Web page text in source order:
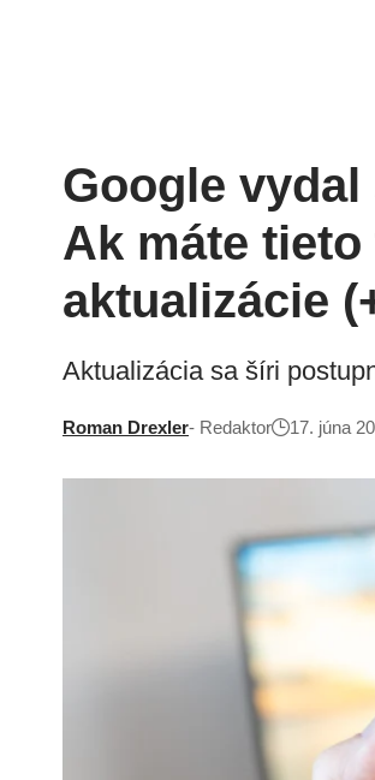
Google
Ak máte
aktualizácie
Aktualizácia sa šíri
Roman Drexler- Redaktor 17. júna